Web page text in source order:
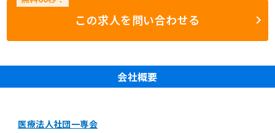
この求人を問い合わせる
会社概要
医療法人社団一専会